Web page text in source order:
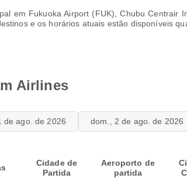
em Fukuoka Airport (FUK), Chubu Centrair
e os horários atuais estão disponíveis
Airlines
de ago. de 2026 dom., 2 de ago. de 2026
Cidade de
Partida
Aeroporto de
partida